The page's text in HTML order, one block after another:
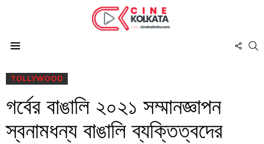
TOLLYWOOD
গর্বের বাঙালি ২০২১ সম্মানজ্ঞাপন
স্বনামধন্য বাঙালি ব্যক্তিত্বদের